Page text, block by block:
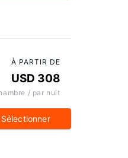
À PARTIR DE
USD 308
/ par nuit
Sélectionner